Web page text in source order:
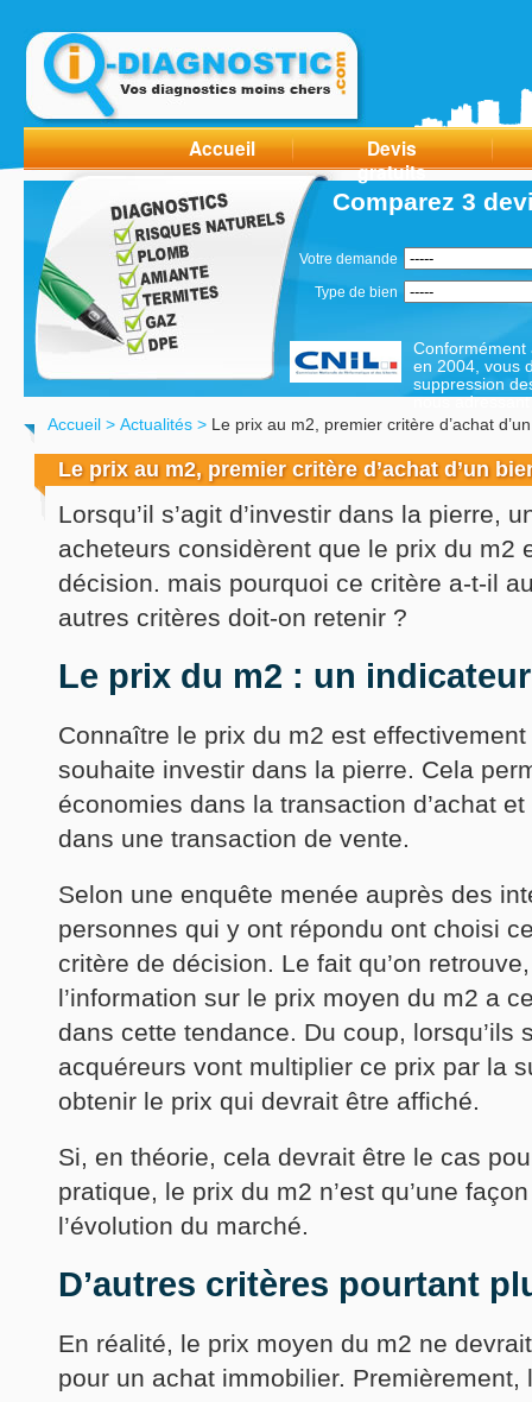
Accueil
Devis
gratuits
Comparez 3
Votre demande
Type de bien
Conformément
en 2004, vous
suppression
nous
Accueil > Actualités > Le prix au m2, premier critère d’achat
Le prix au m2, premier critère d’achat d’un
Lorsqu’il s’agit d’investir dans la pierre,
acheteurs considèrent que le prix du m2
décision. mais pourquoi ce critère a-t-il
autres critères doit-on retenir ?
Le prix du m2 : un
Connaître le prix du m2 est
souhaite investir dans la pierre. Cela
économies dans la transaction d’achat
dans une transaction de vente.
Selon une enquête menée auprès des
personnes qui y ont répondu ont choisi
critère de décision. Le fait qu’on
l’information sur le prix moyen du m2 a
dans cette tendance. Du coup, lorsqu’ils
acquéreurs vont multiplier ce prix par la
obtenir le prix qui devrait être affiché.
Si, en théorie, cela devrait être le cas
pratique, le prix du m2 n’est qu’une
l’évolution du marché.
D’autres critères pourtant
En réalité, le prix moyen du m2 ne
pour un achat immobilier. Premièrement,